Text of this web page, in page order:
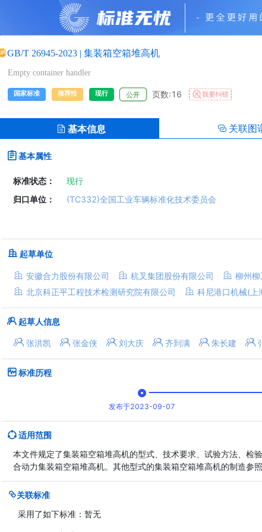
GB/T 26945-2023 | 集装箱空箱堆高机
Empty container handler
国家标准 推荐性 现行 公开 页数:16 我要纠错
基本信息 关联图
基本属性
标准状态： 现行
归口单位：
(TC332)全国工业车辆标准化技术委员会
起草单位
安徽合力股份有限公司 杭叉集团股份有限公司 柳州柳
北京科正平工程技术检测研究院有限公司
科尼港口机械(上
起草人信息
张洪凯 张金侠 刘大庆 齐到满 朱长建
标准历程
发布于2023-09-07
适用范围
本文件规定了集装箱空箱堆高机的型式、技术要求、试验方法、检
合动力集装箱空箱堆高机。其他型式的集装箱空箱堆高机的制造参照
关联标准
采用了如下标准： 暂无